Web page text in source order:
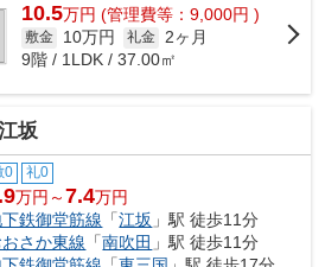
10.5万円 (管理費等：9,000円 )
敷金 10万円 礼金
2ヶ月
9階 / 1LDK / 37.00㎡
坂
0 礼0
万円～7.4万円
鉄御堂筋線 「江坂 」駅 徒歩11分
おさか東線 「南吹田 」駅 徒歩11分